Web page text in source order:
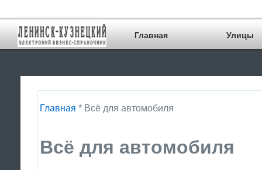
Главная Улицы
Главная * Всё для автомобиля
Всё для автомобиля